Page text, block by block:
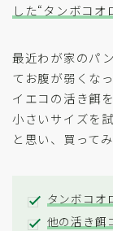
した“タンボコ
最近わが家のパ
てお腹が弱くな
イエコの活き餌
小さいサイズを
と思い、買ってみ
タンボコオ
他の活き餌